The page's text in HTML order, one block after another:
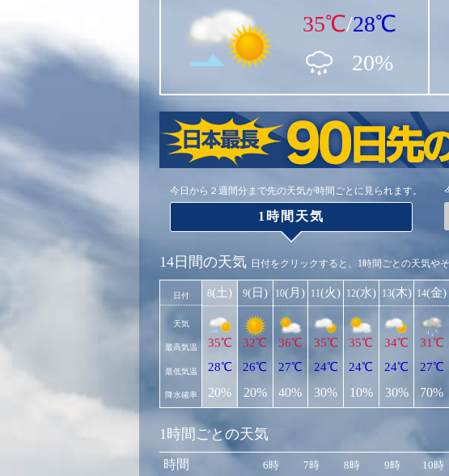
35℃/28℃
20%
今日から２週間分まで先の天気が時間ごとに見られます。
1時間天気
14日間の天気 日付をクリックすると、1時間ごとの天気や
日付
天気
最高気温
最低気温
降水確率
8(土)
35℃
28℃
20%
9(日)
32℃
26℃
20%
10(月)
36℃
27℃
40%
11(火)
35℃
24℃
30%
12(水)
35℃
24℃
10%
13(木)
34℃
24℃
30%
14(金)
31℃
27℃
70%
1時間ごとの天気
時間 6時 7時 8時 9時 10時